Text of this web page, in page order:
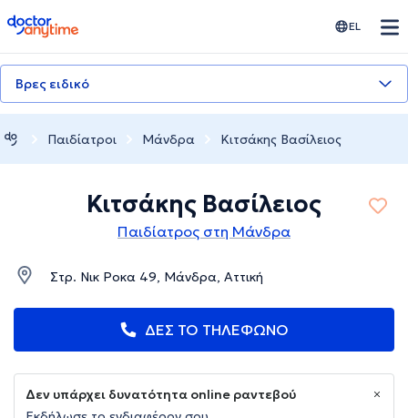
doctoranytime EL
Βρες ειδικό
Παιδίατροι Μάνδρα Κιτσάκης Βασίλειος
Κιτσάκης Βασίλειος
Παιδίατρος στη Μάνδρα
Στρ. Νικ Ροκα 49, Μάνδρα, Αττική
ΔΕΣ ΤΟ ΤΗΛΕΦΩΝΟ
Δεν υπάρχει δυνατότητα online ραντεβού